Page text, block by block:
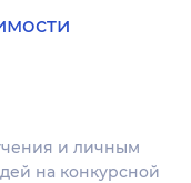
и личным
на конкурсной